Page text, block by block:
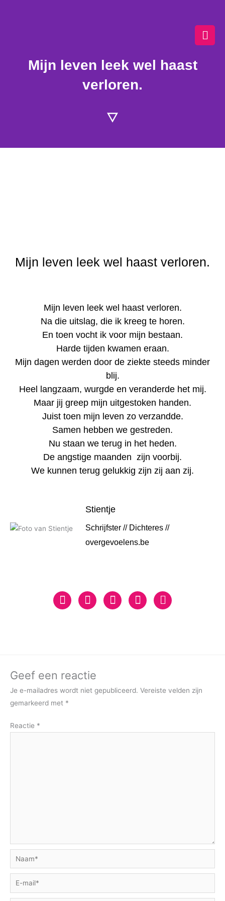
Mijn leven leek wel haast
verloren.
Mijn leven leek wel haast verloren.
Mijn leven leek wel haast verloren.
Na die uitslag, die ik kreeg te horen.
En toen vocht ik voor mijn bestaan.
Harde tijden kwamen eraan.
Mijn dagen werden door de ziekte steeds minder
blij.
Heel langzaam, wurgde en veranderde het mij.
Maar jij greep mijn uitgestoken handen.
Juist toen mijn leven zo verzandde.
Samen hebben we gestreden.
Nu staan we terug in het heden.
De angstige maanden zijn voorbij.
We kunnen terug gelukkig zijn zij aan zij.
Stientje
Schrijfster // Dichteres //
overgevoelens.be
Geef een reactie
Je e-mailadres wordt niet gepubliceerd. Vereiste velden zijn
gemarkeerd met *
Reactie *
Naam*
E-
mail*